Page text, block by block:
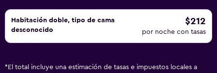
Habitación doble, tipo de cama
desconocido
$212
por noche con tasas
* El total incluye una estimación de tasas e impuestos locales a